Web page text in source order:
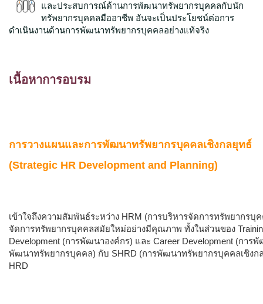
และประสบการณ์ด้านการพัฒนาทรัพยากรบุคคลกับนัก
ทรัพยากรบุคคลมืออาชีพ อันจะเป็นประโยชน์ต่อการ
ดำเนินงานด้านการพัฒนาทรัพยากรบุคคลอย่างแท้จริง
เนื้อหาการอบรม
การวางแผนและการพัฒนาทรัพยากรบุคคลเชิงกลยุทธ์
(Strategic HR Development and Planning)
เข้าใจถึงความสัมพันธ์ระหว่าง HRM (การบริหารจัดการทรัพยากร
จัดการทรัพยากรบุคคลสมัยใหม่อย่างมีคุณภาพ ทั้งในส่วนของ
Development (การพัฒนาองค์กร) และ Career Development (กา
พัฒนาทรัพยากรบุคคล) กับ SHRD (การพัฒนาทรัพยากรบุคคลเชิง
HRD